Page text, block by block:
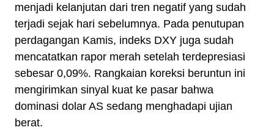
menjadi kelanjutan dari tren negatif yang sudah
terjadi sejak hari sebelumnya. Pada penutupan
perdagangan Kamis, indeks DXY juga sudah
mencatatkan rapor merah setelah terdepresiasi
sebesar 0,09%. Rangkaian koreksi beruntun ini
mengirimkan sinyal kuat ke pasar bahwa
dominasi dolar AS sedang menghadapi ujian
berat.